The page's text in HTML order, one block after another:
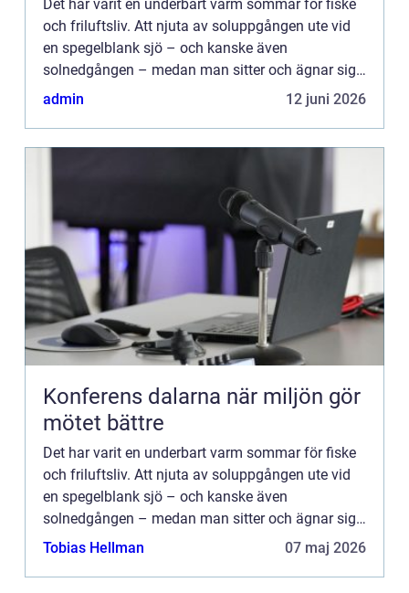
Det har varit en underbart varm sommar för fiske
och friluftsliv. Att njuta av soluppgången ute vid
en spegelblank sjö – och kanske även
solnedgången – medan man sitter och ägnar sig
åt flugfiske i Göteborg är något som många av
admin 12 juni 2026
Konferens dalarna när miljön gör
mötet bättre
Det har varit en underbart varm sommar för fiske
och friluftsliv. Att njuta av soluppgången ute vid
en spegelblank sjö – och kanske även
solnedgången – medan man sitter och ägnar sig
åt flugfiske i Göteborg är något som många av
Tobias Hellman 07 maj 2026